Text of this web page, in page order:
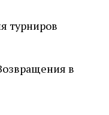
турниров
в